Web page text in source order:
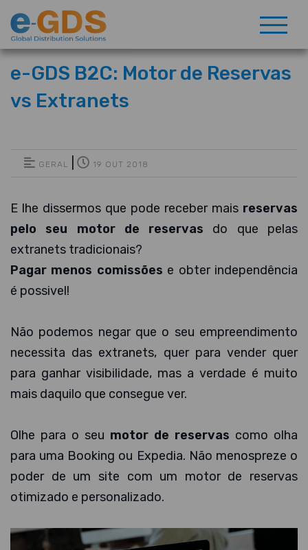
e-GDS B2C: Motor de Reservas
vs Extranets
GERAL 19 OUT 2018
E lhe dissermos que pode receber mais reservas
pelo seu motor de reservas do que pelas
extranets tradicionais?
Pagar menos comissões e obter independência
é possivel!
Não podemos negar que o seu empreendimento
necessita das extranets, quer para vender quer
para ganhar visibilidade, mas a verdade é muito
mais daquilo que consegue ver.
Olhe para o seu motor de reservas como olha
para uma Booking ou Expedia. Não menospreze o
poder de um site com um motor de reservas
otimizado e personalizado.